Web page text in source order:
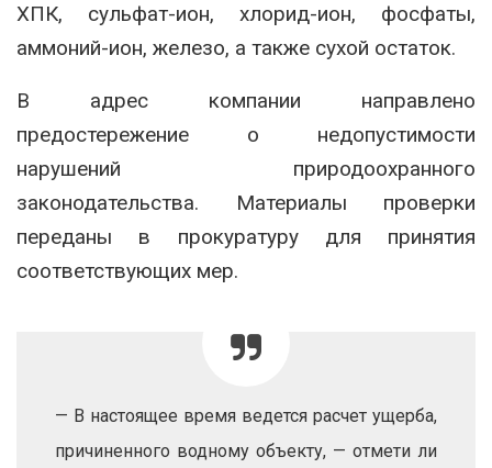
ХПК, сульфат-ион, хлорид-ион, фосфаты,
аммоний-ион, железо, а также сухой остаток.
В адрес компании направлено
предостережение о недопустимости
нарушений природоохранного
законодательства. Материалы проверки
переданы в прокуратуру для принятия
соответствующих мер.
— В настоящее время ведется расчет ущерба,
причиненного водному объекту, — отмети ли